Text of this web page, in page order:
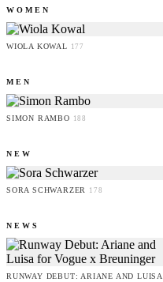
WOMEN
WIOLA KOWAL 177
MEN
SIMON RAMBO 188
NEW
SORA SCHWARZER 178
NEWS
RUNWAY DEBUT: ARIANE AND LUISA